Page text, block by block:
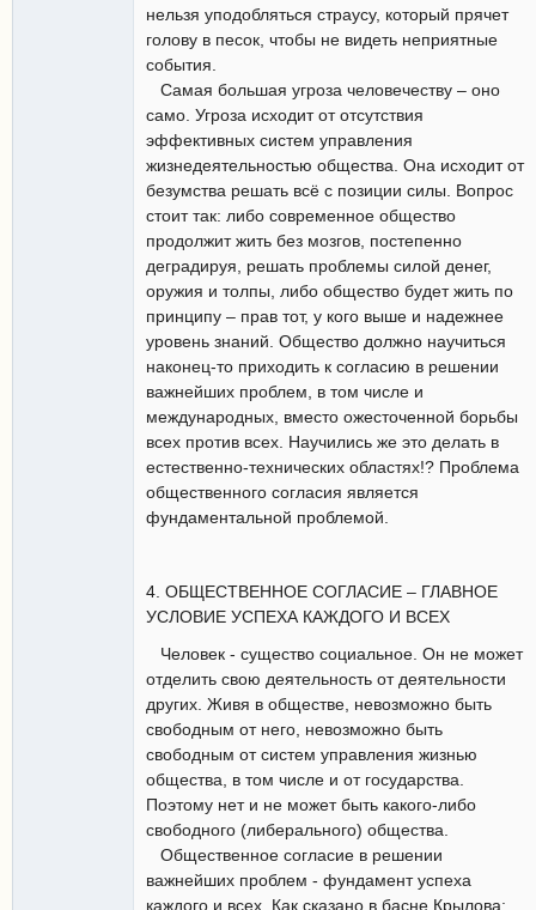
нельзя уподобляться страусу, который прячет
голову в песок, чтобы не видеть неприятные
события.
Самая большая угроза человечеству – оно
само. Угроза исходит от отсутствия
эффективных систем управления
жизнедеятельностью общества. Она исходит от
безумства решать всё с позиции силы. Вопрос
стоит так: либо современное общество
продолжит жить без мозгов, постепенно
деградируя, решать проблемы силой денег,
оружия и толпы, либо общество будет жить по
принципу – прав тот, у кого выше и надежнее
уровень знаний. Общество должно научиться
наконец-то приходить к согласию в решении
важнейших проблем, в том числе и
международных, вместо ожесточенной борьбы
всех против всех. Научились же это делать в
естественно-технических областях!? Проблема
общественного согласия является
фундаментальной проблемой.
4. ОБЩЕСТВЕННОЕ СОГЛАСИЕ – ГЛАВНОЕ
УСЛОВИЕ УСПЕХА КАЖДОГО И ВСЕХ
Человек - существо социальное. Он не может
отделить свою деятельность от деятельности
других. Живя в обществе, невозможно быть
свободным от него, невозможно быть
свободным от систем управления жизнью
общества, в том числе и от государства.
Поэтому нет и не может быть какого-либо
свободного (либерального) общества.
Общественное согласие в решении
важнейших проблем - фундамент успеха
каждого и всех. Как сказано в басне Крылова: